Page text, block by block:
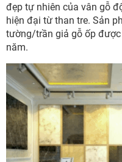
đẹp tự nhiên của vân gỗ
hiện đại từ than tre. Sản
tường/trần giả gỗ ốp
năm.